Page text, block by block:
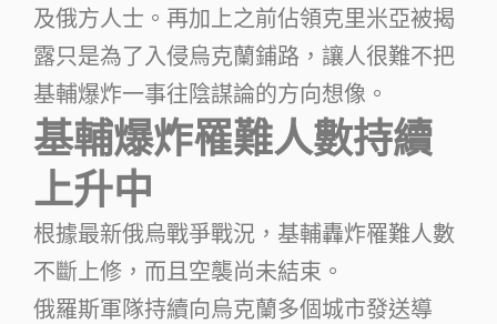
及俄方人士。再加上之前佔領克里米亞被揭
露只是為了入侵烏克蘭鋪路，讓人很難不把
基輔爆炸一事往陰謀論的方向想像。
基輔爆炸罹難人數持續
上升中
根據最新俄烏戰爭戰況，基輔轟炸罹難人數
不斷上修，而且空襲尚未結束。
俄羅斯軍隊持續向烏克蘭多個城市發送導